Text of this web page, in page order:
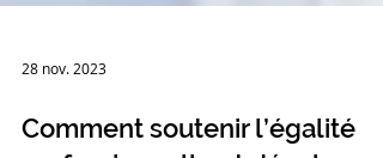
28 nov. 2023